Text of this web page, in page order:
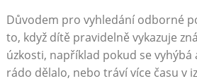
Důvodem pro vyhledání odborné
to, když dítě pravidelně vykazuje
úzkosti, například pokud se
rádo dělalo, nebo tráví více času v